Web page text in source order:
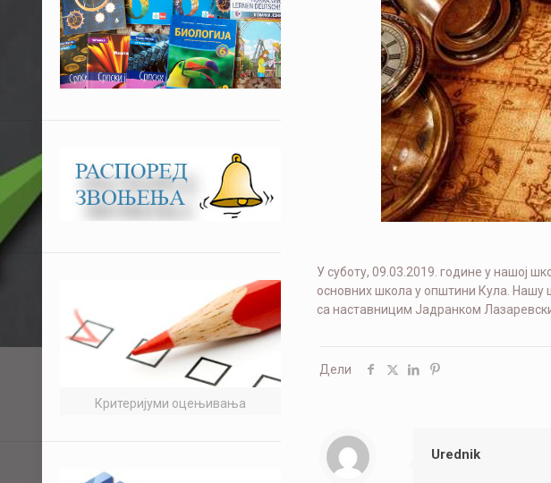
У суботу, 09.03.2019. године у нашој
основних школа у општини Кула. Нашу
са наставницим Јадранком
Дели
Urednik
Критеријуми оцењивања